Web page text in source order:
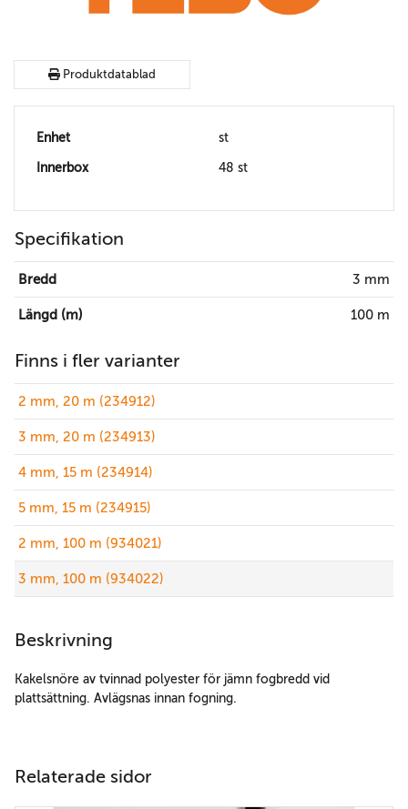
Produktdatablad
Enhet st
Innerbox 48 st
Specifikation
Bredd 3 mm
Längd (m) 100 m
Finns i fler varianter
2 mm, 20 m (234912)
3 mm, 20 m (234913)
4 mm, 15 m (234914)
5 mm, 15 m (234915)
2 mm, 100 m (934021)
3 mm, 100 m (934022)
Beskrivning
Kakelsnöre av tvinnad polyester för jämn fogbredd vid
plattsättning. Avlägsnas innan fogning.
Relaterade sidor